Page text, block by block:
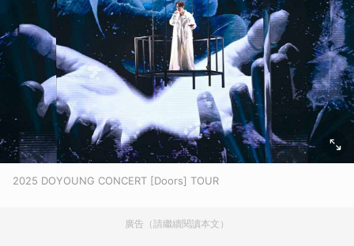
2025 DOYOUNG CONCERT [Doors] TOUR
廣告（請繼續閱讀本文）